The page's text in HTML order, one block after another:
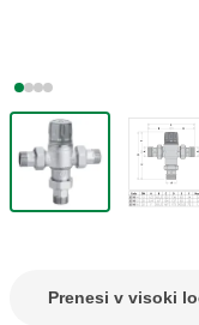
Prenesi v visoki